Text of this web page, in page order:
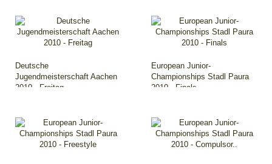
Deutsche
Jugendmeisterschaft Aachen
2010 - Freitag
European Junior-
Championships Stadl Paura
2010 - Finals